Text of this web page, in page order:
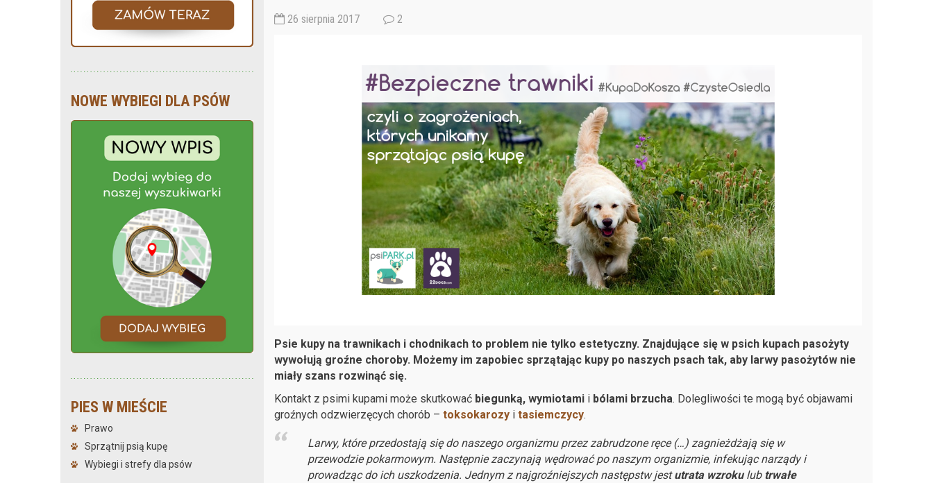
NOWE WYBIEGI DLA PSÓW
PIES W MIEŚCIE
Prawo
Sprzątnij psią kupę
Wybiegi i strefy dla psów
26 sierpnia 2017 2
Psie kupy na trawnikach i chodnikach to problem nie tylko estetyczny. Znajdujące się w psich kupach pasożyty
wywołują groźne choroby. Możemy im zapobiec sprzątając kupy po naszych psach tak, aby larwy pasożytów nie
miały szans rozwinąć się.
Kontakt z psimi kupami może skutkować biegunką, wymiotami i bólami brzucha. Dolegliwości te mogą być objawami
groźnych odzwierzęcych chorób – toksokarozy i tasiemczycy.
Larwy, które przedostają się do naszego organizmu przez zabrudzone ręce (…) zagnieżdżają się w
przewodzie pokarmowym. Następnie zaczynają wędrować po naszym organizmie, infekując narządy i
prowadząc do ich uszkodzenia. Jednym z najgroźniejszych następstw jestutrata wzrokulub trwałe